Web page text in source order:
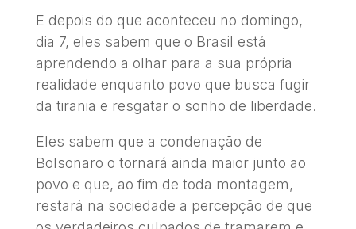
E depois do que aconteceu no domingo,
dia 7, eles sabem que o Brasil está
aprendendo a olhar para a sua própria
realidade enquanto povo que busca fugir
da tirania e resgatar o sonho de liberdade.
Eles sabem que a condenação de
Bolsonaro o tornará ainda maior junto ao
povo e que, ao fim de toda montagem,
restará na sociedade a percepção de que